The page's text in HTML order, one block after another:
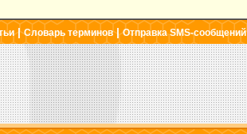
|Словарь терминов|Отправка SMS-сообщений